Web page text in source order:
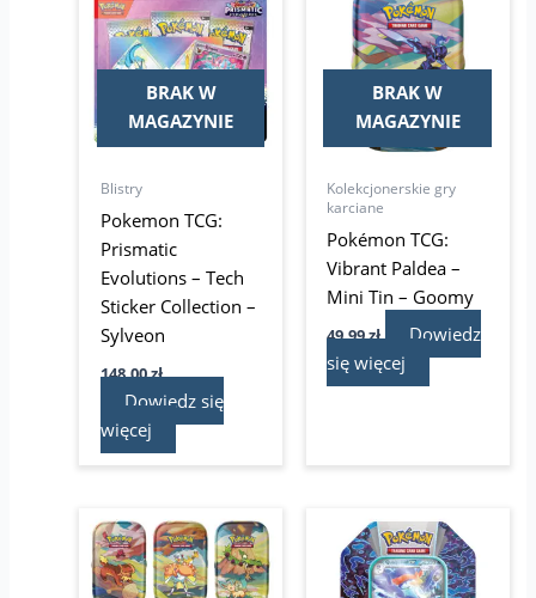
BRAK W
MAGAZYNIE
Blistry
Pokemon TCG:
Prismatic
Evolutions – Tech
Sticker Collection –
Sylveon
148,00zł
Dowiedz się
więcej
BRAK W
MAGAZYNIE
Kolekcjonerskie gry
karciane
Pokémon TCG:
Vibrant Paldea –
Mini Tin – Goomy
49,99zł
Dowiedz
się więcej